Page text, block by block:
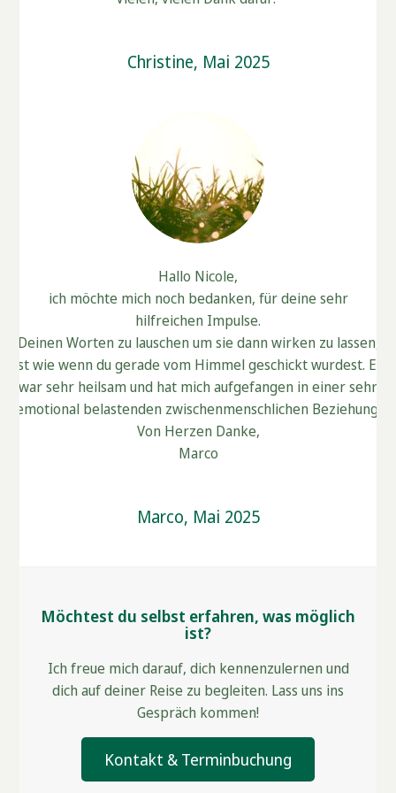
Christine, Mai 2025
Hallo Nicole,
ich möchte mich noch bedanken, für deine sehr
hilfreichen Impulse.
Deinen Worten zu lauschen um sie dann wirken zu lassen,
ist wie wenn du gerade vom Himmel geschickt wurdest. Es
war sehr heilsam und hat mich aufgefangen in einer sehr
emotional belastenden zwischenmenschlichen Beziehung.
Von Herzen Danke,
Marco
Marco, Mai 2025
Möchtest du selbst erfahren, was möglich
ist?
Ich freue mich darauf, dich kennenzulernen und
dich auf deiner Reise zu begleiten. Lass uns ins
Gespräch kommen!
Kontakt & Terminbuchung